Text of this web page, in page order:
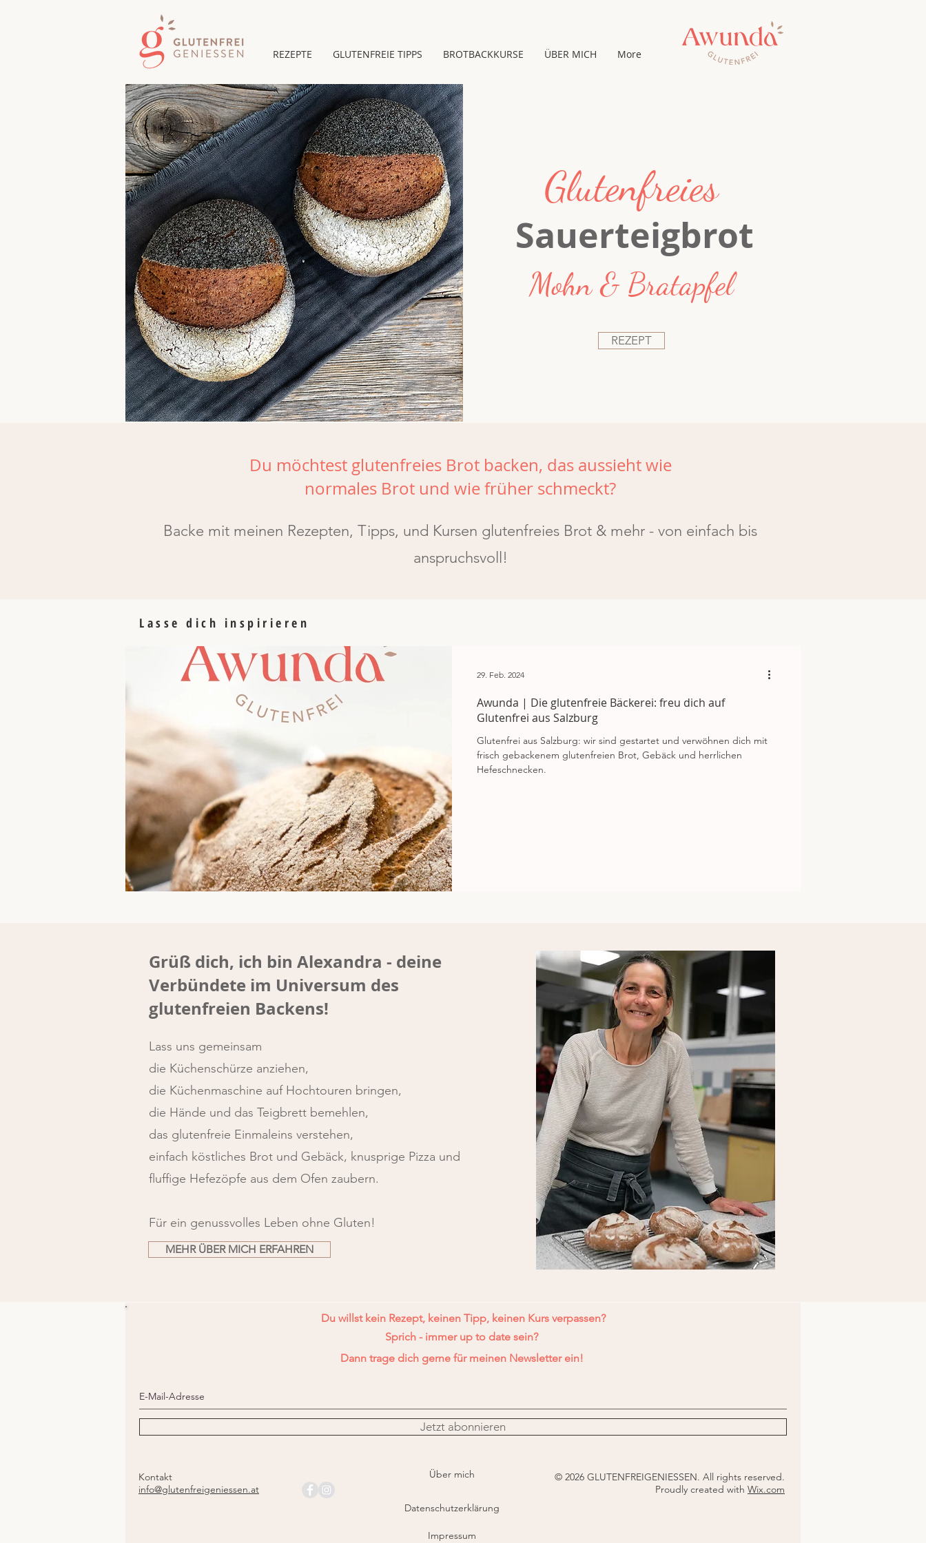
REZEPTE GLUTENFREIE TIPPS BROTBACKKURSE ÜBER MICH More
Glutenfreies
Sauerteigbrot
Mohn & Bratapfel
REZEPT
Du möchtest glutenfreies Brot backen, das aussieht wie
normales Brot und wie früher schmeckt?
Backe mit meinen Rezepten, Tipps, und Kursen glutenfreies Brot & mehr - von einfach bis
anspruchsvoll!
Lasse dich inspirieren
Awunda | Die glutenfreie Bäckerei: freu dich auf
Glutenfrei aus Salzburg
Glutenfrei aus Salzburg: wir sind gestartet und verwöhnen dich mit
frisch gebackenem glutenfreien Brot, Gebäck und herrlichen
Hefeschnecken.
29. Feb. 2024
Grüß dich, ich bin Alexandra - deine
Verbündete im Universum des
glutenfreien Backens!
Lass uns gemeinsam
die Küchenschürze anziehen,
die Küchenmaschine auf Hochtouren bringen,
die Hände und das Teigbrett bemehlen,
das glutenfreie Einmaleins verstehen,
einfach köstliches Brot und Gebäck, knusprige Pizza und
fluffige Hefezöpfe aus dem Ofen zaubern.
Für ein genussvolles Leben ohne Gluten!
MEHR ÜBER MICH ERFAHREN
Sprich - immer up to date sein?
Dann trage dich gerne für meinen Newsletter ein!
Du willst kein Rezept, keinen Tipp, keinen Kurs verpassen?
Jetzt abonnieren
Kontakt
info@glutenfreigeniessen.at
Über mich
© 2026 GLUTENFREIGENIESSEN. All rights reserved.
Proudly created with Wix.com
Datenschutzerklärung
Impressum